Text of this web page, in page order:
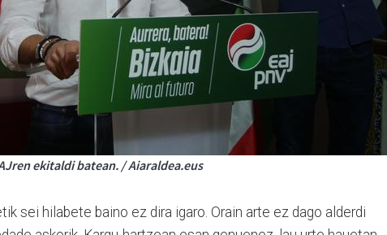
ekitaldi batean. / Aiaraldea.eus
sei hilabete baino ez dira igaro. Orain arte ez dago alderdi